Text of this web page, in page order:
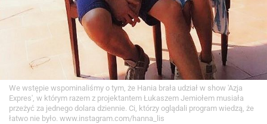
We wstępie wspominaliśmy o tym, że Hania brała udział w show 'Azja
Expres', w którym razem z projektantem Łukaszem Jemiołem musiała
przeżyć za jednego dolara dziennie. Ci, którzy oglądali program wiedzą, że
łatwo nie było. www.instagram.com/hanna_lis